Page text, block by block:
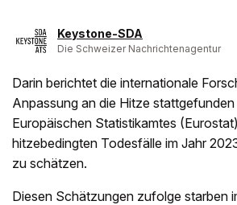
Keystone-SDA
Die Schweizer Nachrichtenagentur
Darin berichtet die internationale
Anpassung an die Hitze
Europäischen Statistikamtes
hitzebedingten Todesfälle im Jahr
zu schätzen.
Diesen Schätzungen zufolge starben